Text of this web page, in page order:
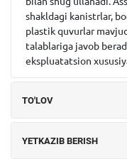
shakldagi kanistrlar,
plastik quvurlar
talablariga javob
ekspluatatsion
TO'LOV
YETKAZIB BERISH